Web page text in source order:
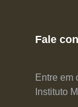
Fale
Entre em
Instituto